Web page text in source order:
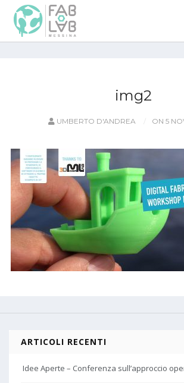
img2
UMBERTO D'ANDREA ON 5
ARTICOLI RECENTI
Idee Aperte – Conferenza sull’approccio